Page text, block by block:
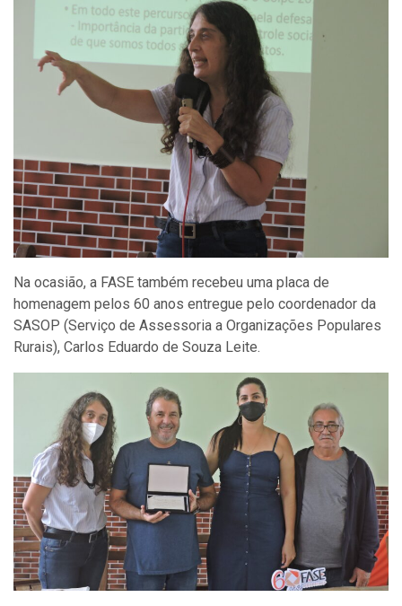
Na ocasião, a FASE também recebeu uma placa de
homenagem pelos 60 anos entregue pelo coordenador da
SASOP (Serviço de Assessoria a Organizações Populares
Rurais), Carlos Eduardo de Souza Leite.